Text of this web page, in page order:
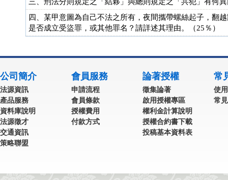
四、某甲意圖為自己不法之所有，夜間攜帶螺絲起子，翻
是否成立受盜罪，或其他罪名？請詳述其理由。（25％）
公司簡介
法源資訊
產品服務
資料庫說明
法源徵才
交通資訊
策略聯盟
會員服務
申請流程
會員條款
授權費用
付款方式
論著授權
徵集論著
啟用授權專區
權利金計算說明
授權合約書下載
投稿基本資料表
常
使
常